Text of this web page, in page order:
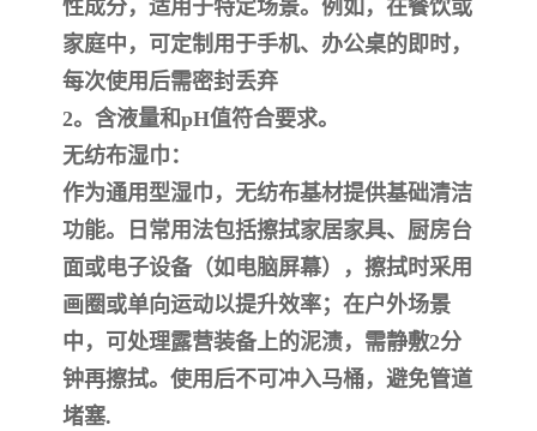
性成分，适用于特定场景。例如，在餐饮或
家庭中，可定制用于手机、办公桌的即时，
每次使用后需密封丢弃
2。含液量和pH值符合要求。
‌无纺布湿巾‌：
作为通用型湿巾，无纺布基材提供基础清洁
功能。日常用法包括擦拭家居家具、厨房台
面或电子设备（如电脑屏幕），擦拭时采用
画圈或单向运动以提升效率；在户外场景
中，可处理露营装备上的泥渍，需静敷2分
钟再擦拭。使用后不可冲入马桶，避免管道
堵塞.